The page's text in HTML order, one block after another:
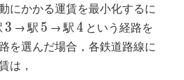
にかかる運賃を最小化するに
3
3 → 駅 5
5 → 駅 4
4 という経路を
を選んだ場合，各鉄道路線に
は，